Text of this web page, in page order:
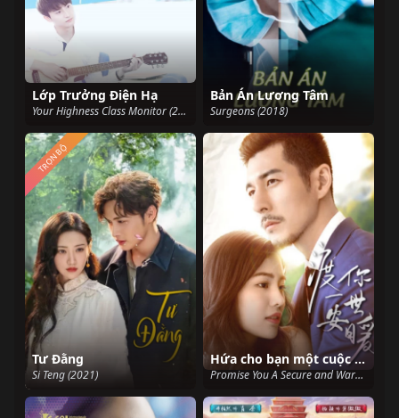
Lớp Trưởng Điện Hạ
Your Highness Class Monitor (2019)
Bản Án Lương Tâm
Surgeons (2018)
Tư Đằng
Si Teng (2021)
TRỌN BỘ
Hứa cho bạn một cuộc sống an toàn và ấm áp
Promise You A Secure and Warm Life (2019)